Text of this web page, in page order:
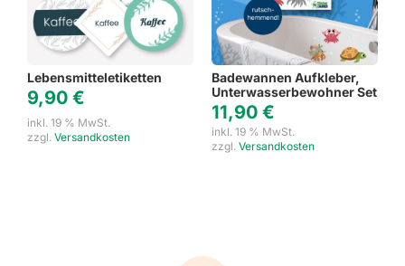
Lebensmitteletiketten
9,90 €
inkl. 19 % MwSt.
zzgl. Versandkosten
Badewannen Aufkleber,
Unterwasserbewohner Set
11,90 €
inkl. 19 % MwSt.
zzgl. Versandkosten